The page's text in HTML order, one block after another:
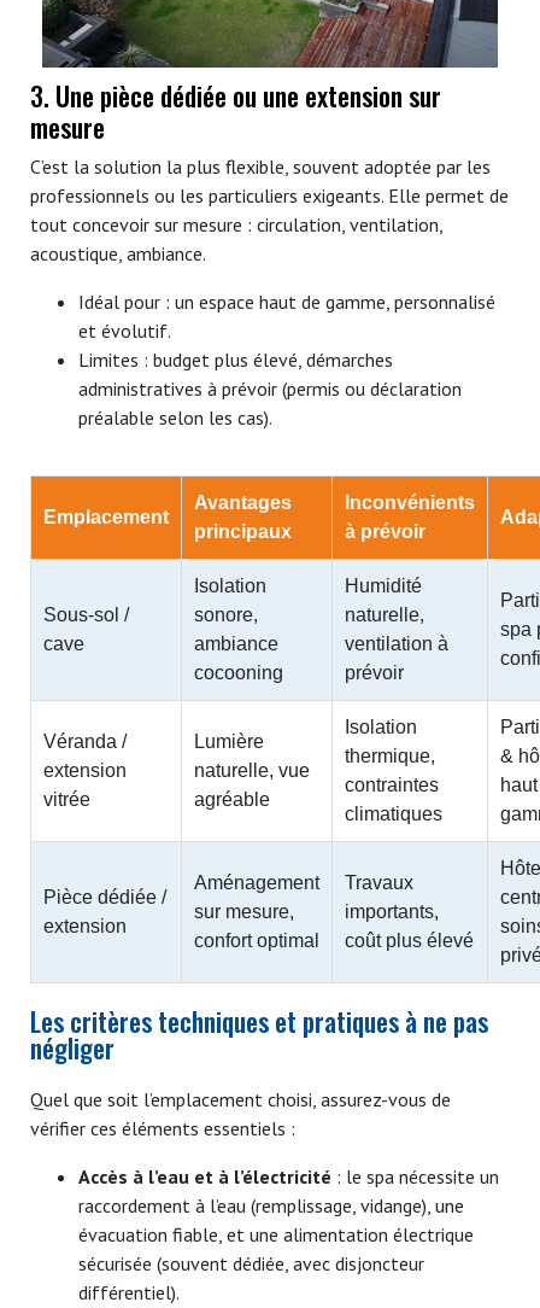
3. Une pièce dédiée ou une extension sur
mesure
C’est la solution la plus flexible, souvent adoptée par les
professionnels ou les particuliers exigeants. Elle permet de
tout concevoir sur mesure : circulation, ventilation,
acoustique, ambiance.
Idéal pour : un espace haut de gamme, personnalisé
et évolutif.
Limites : budget plus élevé, démarches
administratives à prévoir (permis ou déclaration
préalable selon les cas).
Emplacement
Avantages
principaux
Inconvénients
à prévoir
Sous-sol /
cave
Isolation
sonore,
ambiance
cocooning
Humidité
naturelle,
ventilation à
prévoir
spa
Véranda /
extension
vitrée
Lumière
naturelle, vue
agréable
Isolation
thermique,
contraintes
climatiques
&
Pièce dédiée /
extension
Aménagement
sur mesure,
confort optimal
Travaux
importants,
coût plus élevé
Les critères techniques et pratiques à ne pas
négliger
Quel que soit l’emplacement choisi, assurez-vous de
vérifier ces éléments essentiels :
Accès à l’eau et à l’électricité : le spa nécessite un
raccordement à l’eau (remplissage, vidange), une
évacuation fiable, et une alimentation électrique
sécurisée (souvent dédiée, avec disjoncteur
différentiel).